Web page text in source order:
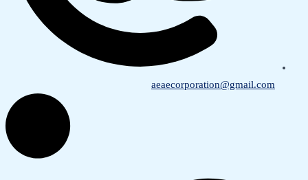
aeaecorporation@gmail.com